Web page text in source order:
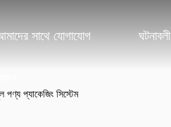
সাথে যোগাযোগ ঘটনাবলী
পণ্য প্যাকেজিং সিস্টেম